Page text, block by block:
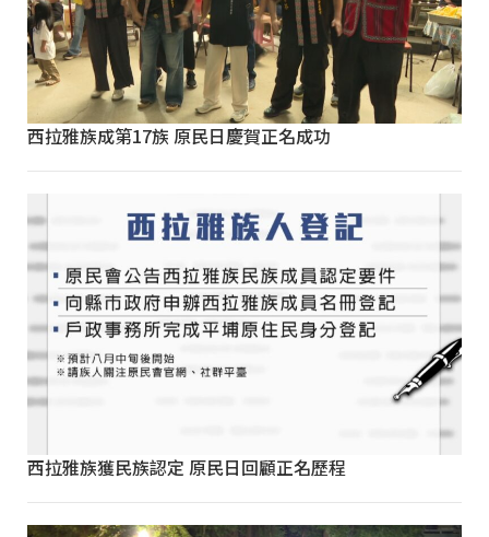
西拉雅族成第17族 原民日慶賀正名成功
西拉雅族獲民族認定 原民日回顧正名歷程